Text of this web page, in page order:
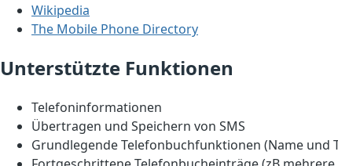
Wikipedia
The Mobile Phone Directory
Unterstützte Funktionen
Telefoninformationen
Übertragen und Speichern von SMS
Grundlegende Telefonbuchfunktionen (Name und